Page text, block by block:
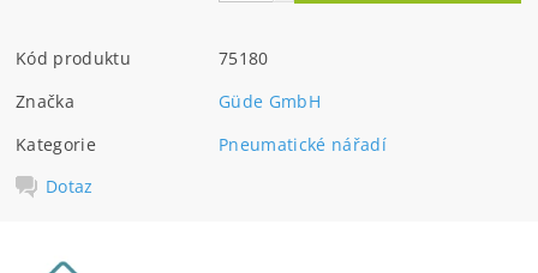
Kód produktu
75180
Značka
Güde GmbH
Kategorie
Pneumatické nářadí
Dotaz